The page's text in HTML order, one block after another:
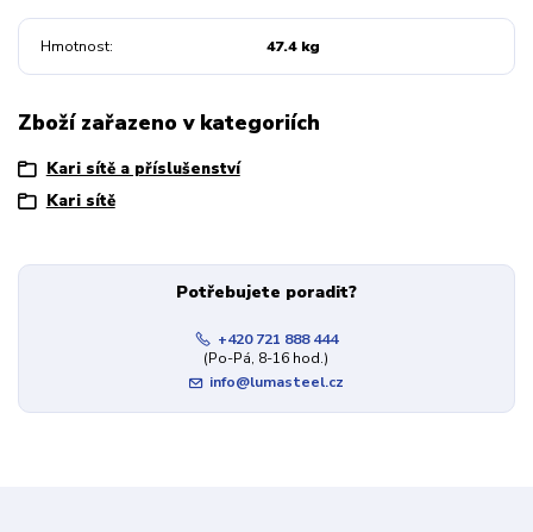
Hmotnost 47.4 kg
Zboží zařazeno v kategoriích
Kari sítě a příslušenství
Kari sítě
Potřebujete poradit?
+420 721 888 444
(Po-Pá, 8-16 hod.)
info@lumasteel.cz